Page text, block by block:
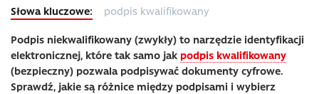
podpis kwalifikowany
Podpis niekwalifikowany (zwykły) to narzędzie identyfikacji
elektronicznej, które tak samo jak podpis kwalifikowany
(bezpieczny) pozwala podpisywać dokumenty cyfrowe.
Sprawdź, jakie są różnice między podpisami i wybierz